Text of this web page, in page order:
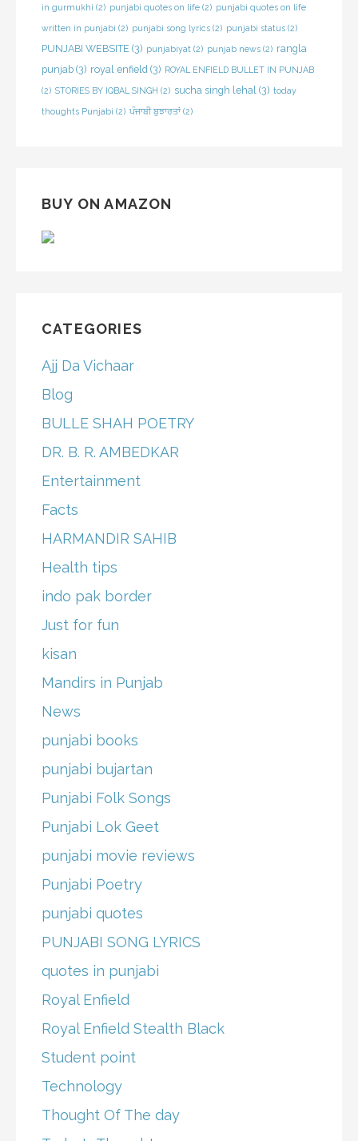
in gurmukhi (2) punjabi quotes on life (2) punjabi quotes on life
written in punjabi (2) punjabi song lyrics (2) punjabi status (2)
PUNJABI WEBSITE (3) punjabiyat (2) punjab news (2) rangla
punjab (3) royal enfield (3) ROYAL ENFIELD BULLET IN PUNJAB
(2) STORIES BY IQBAL SINGH (2) sucha singh lehal (3) today
thoughts Punjabi (2) ਪੰਜਾਬੀ ਬੁਝਾਰਤਾਂ(2)
BUY ON AMAZON
CATEGORIES
Ajj Da Vichaar
Blog
BULLE SHAH POETRY
DR. B. R. AMBEDKAR
Entertainment
Facts
HARMANDIR SAHIB
Health tips
indo pak border
Just for fun
kisan
Mandirs in Punjab
News
punjabi books
punjabi bujartan
Punjabi Folk Songs
Punjabi Lok Geet
punjabi movie reviews
Punjabi Poetry
punjabi quotes
PUNJABI SONG LYRICS
quotes in punjabi
Royal Enfield
Royal Enfield Stealth Black
Student point
Technology
Thought Of The day